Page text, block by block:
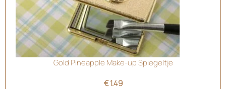
Gold Pineapple Make-up Spiegeltje
€1.49